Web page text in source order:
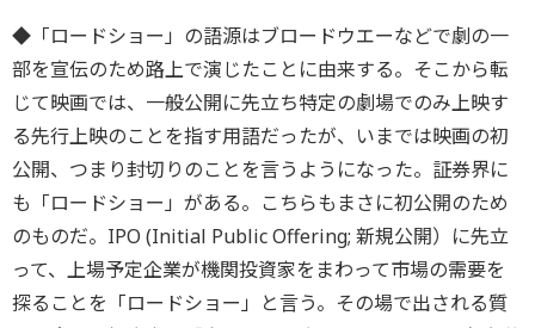
◆「ロードショー」の語源はブロードウエーなどで劇の一
部を宣伝のため路上で演じたことに由来する。そこから転
じて映画では、一般公開に先立ち特定の劇場でのみ上映す
る先行上映のことを指す用語だったが、いまでは映画の初
公開、つまり封切りのことを言うようになった。証券界に
も「ロードショー」がある。こちらもまさに初公開のため
のものだ。IPO (Initial Public Offering; 新規公開）に先立
って、上場予定企業が機関投資家をまわって市場の需要を
探ることを「ロードショー」と言う。その場で出される質